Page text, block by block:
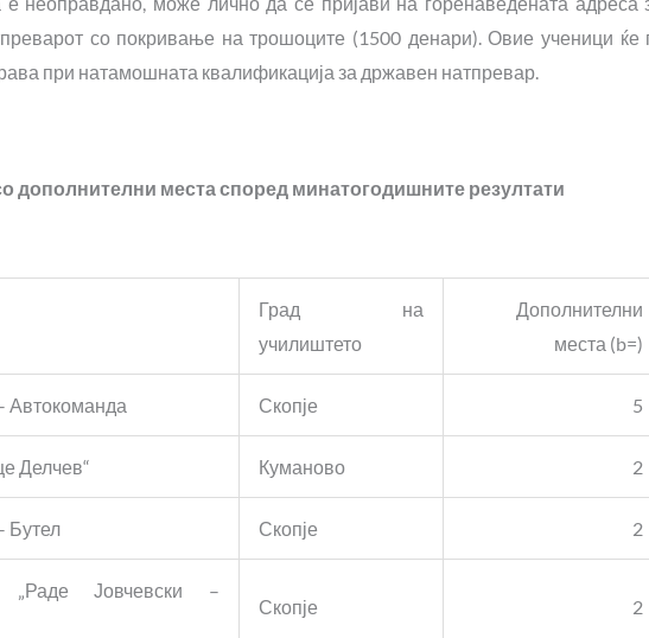
со покривање на трошоците (1500 денари). Овие ученици ќе
при натамошната квалификација за државен натпревар.
дополнителни места според минатогодишните резултати
Град на
училиштето
Дополнителни
места (b=)
Автокоманда Скопје 5
Делчев“ Куманово 2
Бутел Скопје 2
„Раде Јовчевски –
Скопје 2